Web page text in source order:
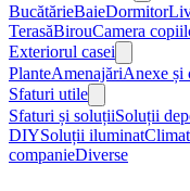
BucătărieBaieDormitor
TerasăBirouCamera
Exteriorul casei
PlanteAmenajăriAnexe și
Sfaturi utile
Sfaturi și soluțiiSoluții
DIYSoluții iluminat
companieDiverse